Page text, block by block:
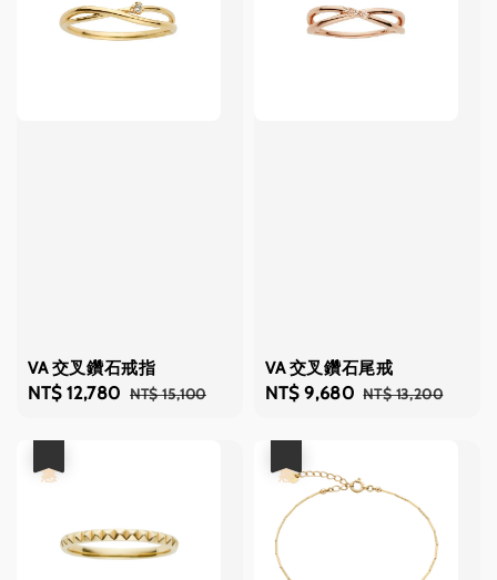
VA 交叉鑽石戒指
Sale
NT$ 12,780 Regular
NT$ 15,100
VA 交叉鑽石尾戒
Sale
NT$ 9,680 Regular
NT$ 13,200